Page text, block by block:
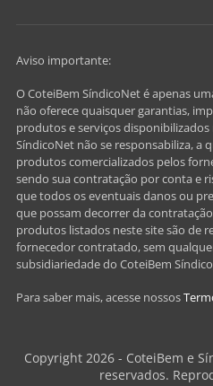
Aviso importante:
O CoteiBem SíndicoNet é apenas
não oferece quaisquer garantias,
produtos e serviços disponibilizados
SíndicoNet não se responsabiliza, a
produtos comercializados pelos
sendo sua contratação por conta e
que todos os eventuais danos ou
que possam decorrer da
produtos listados neste site são de
fornecedor contratado, sem
subsidiariedade do CoteiBem
Para saber mais, acesse nossos
Copyright 2026 - CoteiBem e
reservados.